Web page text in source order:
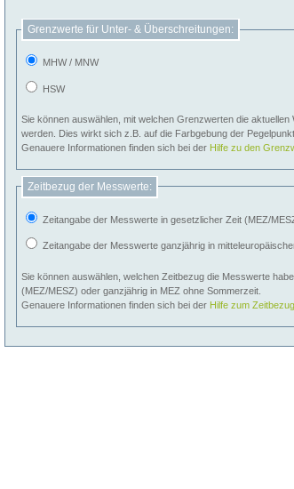
Grenzwerte für Unter- & Überschreitungen:
MHW / MNW
HSW
Sie können auswählen, mit welchen Grenzwerten die
werden. Dies wirkt sich z.B. auf die Farbgebung der
Genauere Informationen finden sich bei der Hilfe zu den
Zeitbezug der Messwerte:
Zeitangabe der Messwerte in gesetzlicher Zeit (MEZ/
Zeitangabe der Messwerte ganzjährig in
Sie können auswählen, welchen Zeitbezug die Messwerte
(MEZ/MESZ) oder ganzjährig in MEZ ohne Sommerzeit.
Genauere Informationen finden sich bei der Hilfe zum Zeitbezug